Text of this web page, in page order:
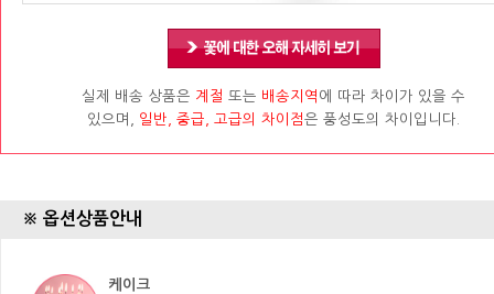
실제 배송 상품은 계절 또는 배송지역 에 따라 차이가 있을 수
있으며, 일반, 중급, 고급의 차이점은 풍성도의 차이입니다.
※ 옵션상품안내
케이크